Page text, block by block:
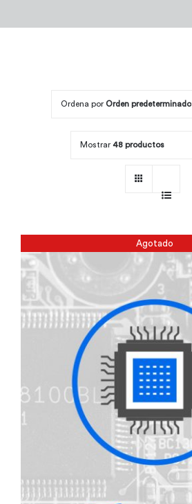
Ordena por Orden predeterminado
Mostrar 48 productos
Agotado